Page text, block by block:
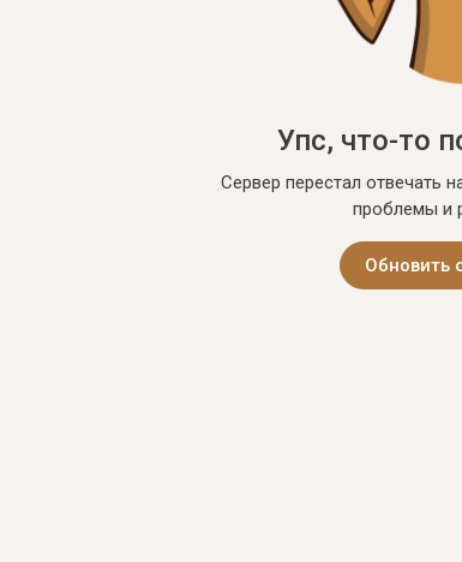
Упс, что-то
Сервер перестал отвечать
проблемы и
Обновить